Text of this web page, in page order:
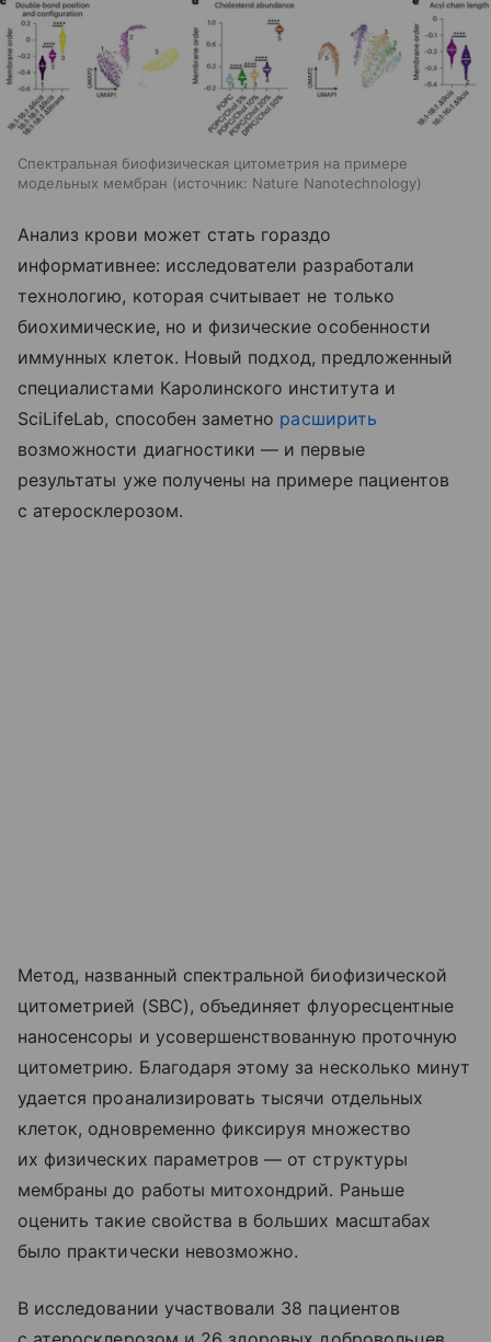
Спектральная биофизическая цитометрия на примере
модельных мембран
источник: Nature Nanotechnology
Анализ крови может стать гораздо
информативнее: исследователи разработали
технологию, которая считывает не только
биохимические, но и физические особенности
иммунных клеток. Новый подход, предложенный
специалистами Каролинского института и
SciLifeLab, способен заметно расширить
возможности диагностики — и первые
результаты уже получены на примере пациентов
с атеросклерозом.
Метод, названный спектральной биофизической
цитометрией (SBC), объединяет флуоресцентные
наносенсоры и усовершенствованную проточную
цитометрию. Благодаря этому за несколько минут
удается проанализировать тысячи отдельных
клеток, одновременно фиксируя множество
их физических параметров — от структуры
мембраны до работы митохондрий. Раньше
оценить такие свойства в больших масштабах
было практически невозможно.
В исследовании участвовали 38 пациентов